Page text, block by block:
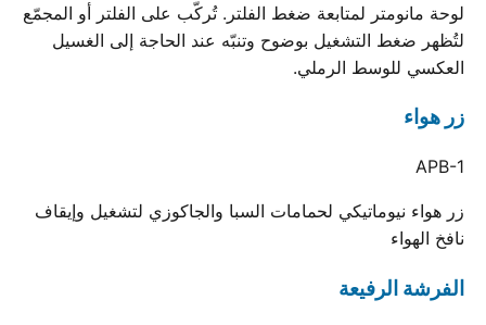
لوحة مانومتر لمتابعة ضغط الفلتر. تُركّب على الفلتر أو المجمّع
لتُظهر ضغط التشغيل بوضوح وتنبّه عند الحاجة إلى الغسيل
العكسي للوسط الرملي.
زر هواء
APB-1
زر هواء نيوماتيكي لحمامات السبا والجاكوزي لتشغيل وإيقاف
نافخ الهواء
الفرشة الرفيعة